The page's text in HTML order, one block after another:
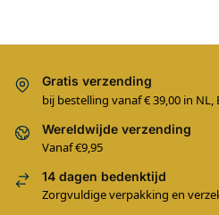
Gratis verzending
bij bestelling vanaf € 39,00 in NL,
Wereldwijde verzending
Vanaf €9,95
14 dagen bedenktijd
Zorgvuldige verpakking en